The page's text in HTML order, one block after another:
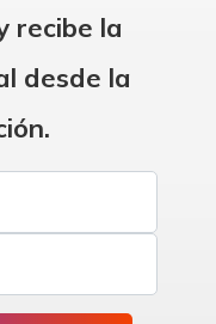
recibe la
desde la